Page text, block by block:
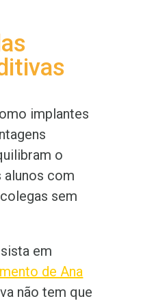
implantes
o
alunos com
sem
em
de Ana
não tem que